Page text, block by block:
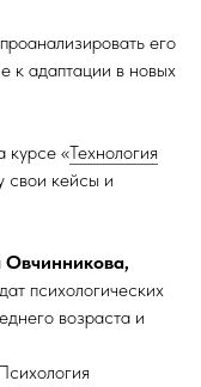
его
к адаптации в новых
курсе «Технология
свои кейсы и
психологических
возраста и